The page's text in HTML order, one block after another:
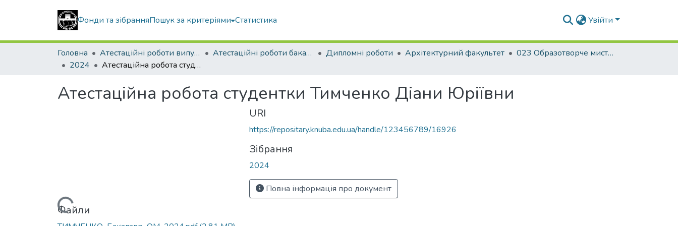
Фонди та зібранняПошук за критеріями Статистика Увійти
Головна Атестаційні роботи випускників Атестаційні роботи бакалаврів Дипломні роботи Архітектурний факультет
023 Образотворче мистецтво, декор. мистецтво, реставрація
2024
Атестаційна робота студентки Тимченко Діани Юріївни
Атестаційна робота студентки Тимченко Діани Юріївни
Файли
URI
https://repositary.knuba.edu.ua/handle/123456789/16926
Зібрання
2024
Повна інформація про документ